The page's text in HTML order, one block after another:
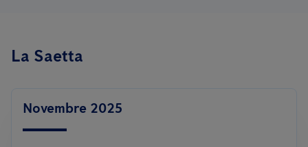
La Saetta
Novembre 2025